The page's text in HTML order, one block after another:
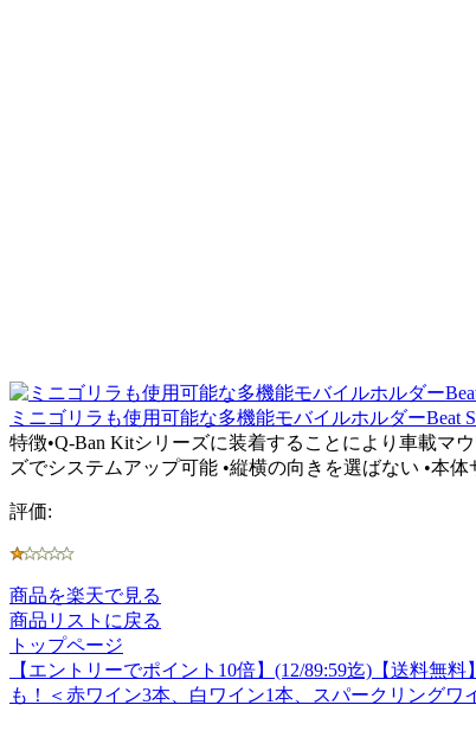
ミニゴリラも使用可能な多機能モバイルホルダー
特徴•Q-Ban Kitシリーズに装着することにより車載マ
ズでシステムアップ可能 •縦横の向きを選ばない •本
評価:
商品を楽天で見る
商品リストに戻る
トップページ
【エントリーでポイント10倍】(12/89:59迄)【送料無
も！＜赤ワイン3本、白ワイン1本、スパークリング